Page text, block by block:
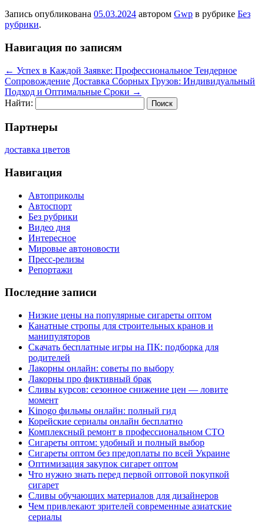
Запись опубликована 05.03.2024 автором Gwp в рубрике Без
рубрики.
Навигация по записям
← Успех в Каждой Заявке: Профессиональное Тендерное
Сопровождение Доставка Сборных Грузов: Индивидуальный
Подход и Оптимальные Сроки →
Найти:
Партнеры
доставка цветов
Навигация
Автоприколы
Автоспорт
Без рубрики
Видео дня
Интересное
Мировые автоновости
Пресс-релизы
Репортажи
Последние записи
Низкие цены на популярные сигареты оптом
Канатные стропы для строительных кранов и
манипуляторов
Скачать бесплатные игры на ПК: подборка для
родителей
Лакорны онлайн: советы по выбору
Лакорны про фиктивный брак
Сливы курсов: сезонное снижение цен — ловите
момент
Kinogo фильмы онлайн: полный гид
Корейские сериалы онлайн бесплатно
Комплексный ремонт в профессиональном СТО
Сигареты оптом: удобный и полный выбор
Сигареты оптом без предоплаты по всей Украине
Оптимизация закупок сигарет оптом
Что нужно знать перед первой оптовой покупкой
сигарет
Сливы обучающих материалов для дизайнеров
Чем привлекают зрителей современные азиатские
сериалы